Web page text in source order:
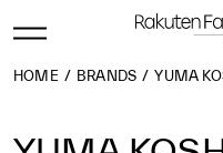
HOME BRANDS YUMA